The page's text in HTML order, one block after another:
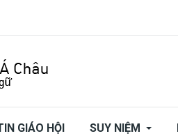
GIÁO HỘI SUY NIỆM